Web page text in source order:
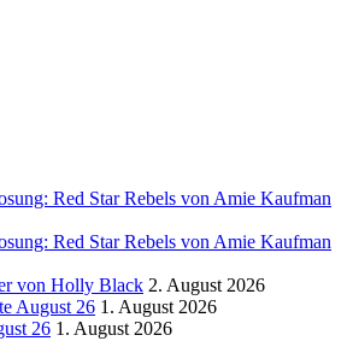
Red Star Rebels von Amie Kaufman
Red Star Rebels von Amie Kaufman
von Holly Black 2. August 2026
August 26 1. August 2026
26 1. August 2026